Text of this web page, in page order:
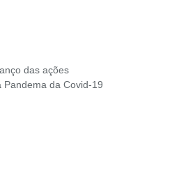
das ações
da Covid-19